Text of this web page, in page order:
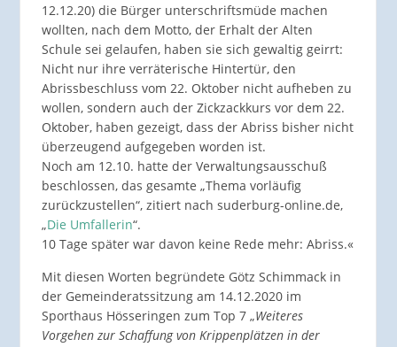
12.12.20) die Bürger unterschriftsmüde machen
wollten, nach dem Motto, der Erhalt der Alten
Schule sei gelaufen, haben sie sich gewaltig geirrt:
Nicht nur ihre verräterische Hintertür, den
Abrissbeschluss vom 22. Oktober nicht aufheben zu
wollen, sondern auch der Zickzackkurs vor dem 22.
Oktober, haben gezeigt, dass der Abriss bisher nicht
überzeugend aufgegeben worden ist.
Noch am 12.10. hatte der Verwaltungsausschuß
beschlossen, das gesamte „Thema vorläufig
zurückzustellen“, zitiert nach suderburg-online.de,
„Die Umfallerin“.
10 Tage später war davon keine Rede mehr: Abriss.«
Mit diesen Worten begründete Götz Schimmack in
der Gemeinderatssitzung am 14.12.2020 im
Sporthaus Hösseringen zum Top 7 „Weiteres
Vorgehen zur Schaffung von Krippenplätzen in der